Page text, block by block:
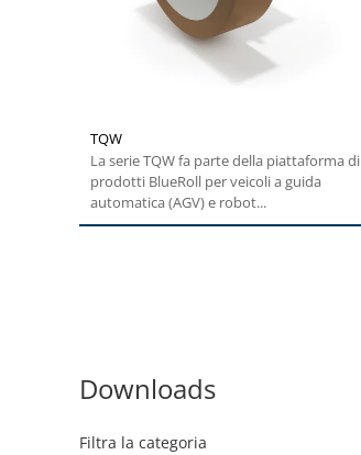
TQW
La serie TQW fa parte della piattaforma di
prodotti BlueRoll per veicoli a guida
automatica (AGV) e robot...
Downloads
Filtra la categoria